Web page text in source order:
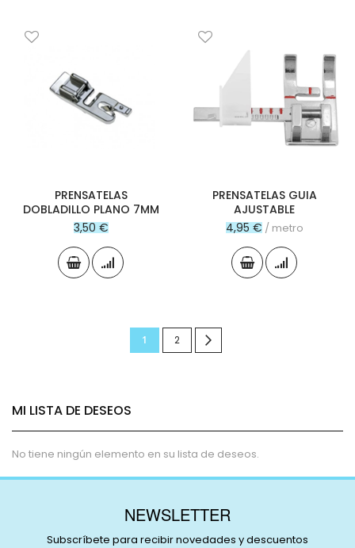
PRENSATELAS
DOBLADILLO PLANO 7MM
3,50 €
PRENSATELAS GUIA
AJUSTABLE
4,95 € / metro
Página
Actualmente
1 Página
2
MI LISTA DE DESEOS
No tiene ningún elemento en su lista de deseos.
NEWSLETTER
Subscríbete para recibir novedades y descuentos